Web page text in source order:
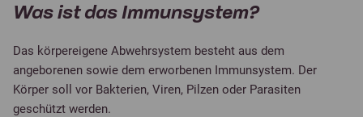
Was ist das Immunsystem?
Das körpereigene Abwehrsystem besteht aus dem
angeborenen sowie dem erworbenen Immunsystem. Der
Körper soll vor Bakterien, Viren, Pilzen oder Parasiten
geschützt werden.